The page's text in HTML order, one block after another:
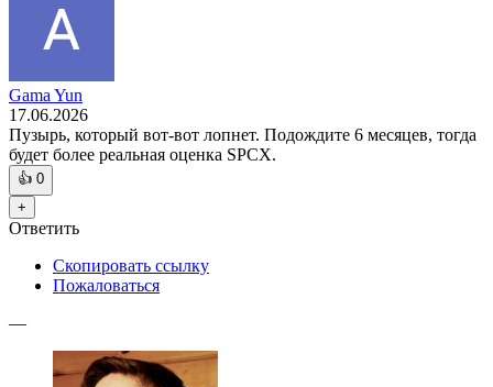
Gama Yun
17.06.2026
Пузырь, который вот-вот лопнет. Подождите 6 месяцев, тогда
будет более реальная оценка SPCX.
👍 0
+
Ответить
Скопировать ссылку
Пожаловаться
—